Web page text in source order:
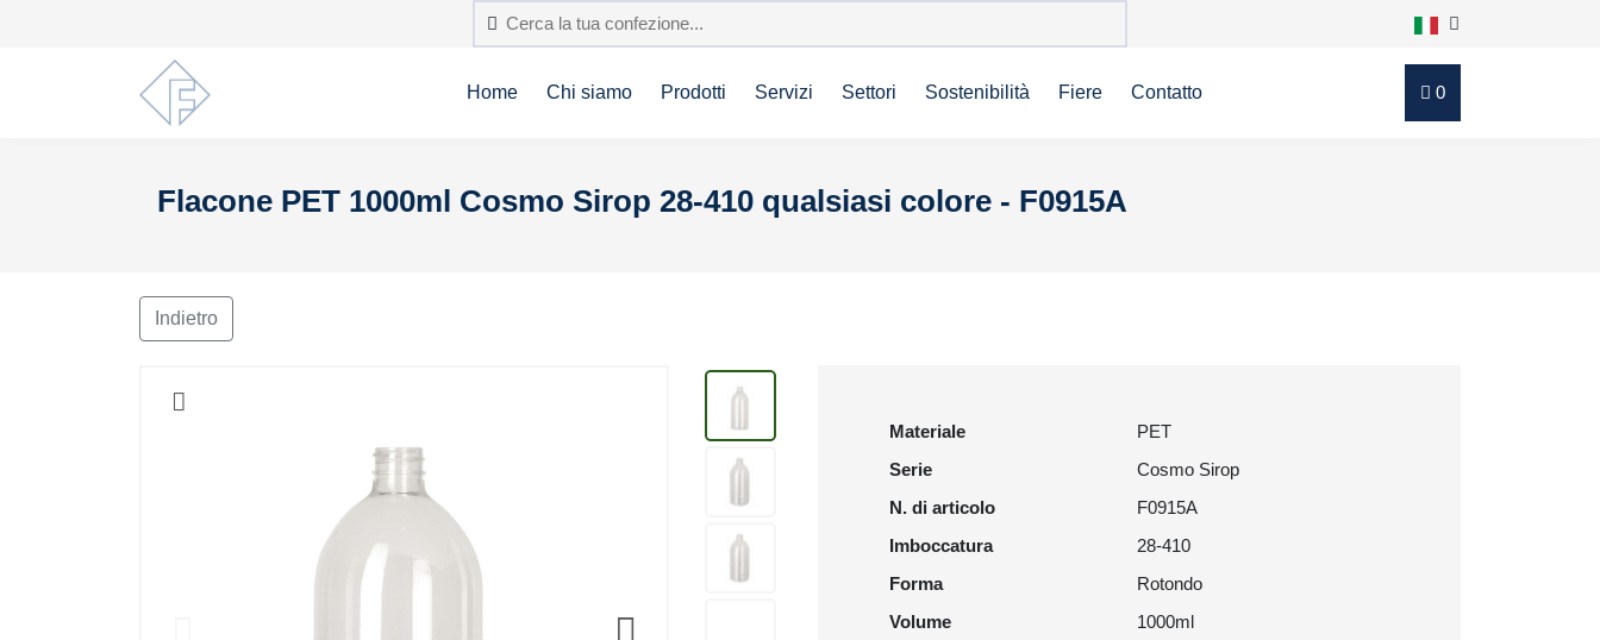
Home Chi siamo Prodotti Servizi Settori Sostenibilità Fiere Contatto 0
Flacone PET 1000ml Cosmo Sirop 28-410 qualsiasi colore - F0915A
Indietro
Materiale
PET
Serie
Cosmo Sirop
N. di articolo
F0915A
Imboccatura
28-410
Forma
Rotondo
Volume
1000ml